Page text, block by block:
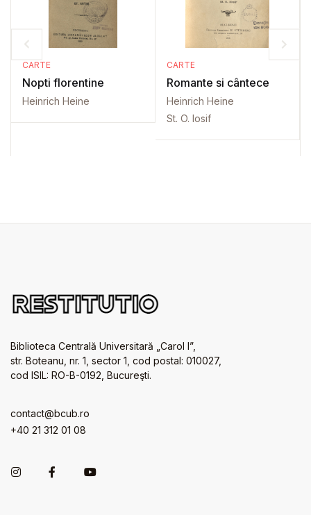
CARTE
Nopti florentine
Heinrich Heine
CARTE
Romante si cântece
Heinrich Heine
St. O. Iosif
Biblioteca Centrală Universitară „Carol I”,
str. Boteanu, nr. 1, sector 1, cod postal: 010027,
cod ISIL: RO-B-0192, Bucureşti.
contact@bcub.ro
+40 21 312 01 08